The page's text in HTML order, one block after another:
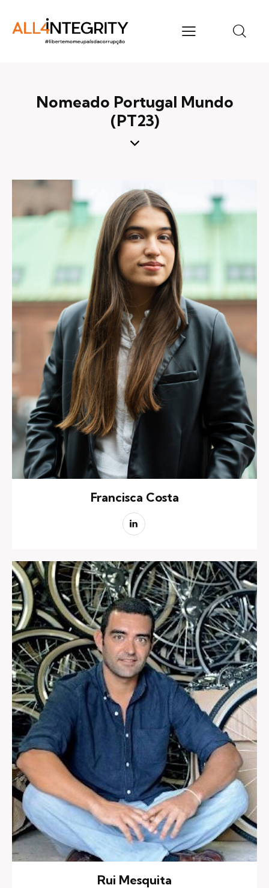
Nomeado Portugal Mundo
(PT23)
Francisca Costa
Rui Mesquita